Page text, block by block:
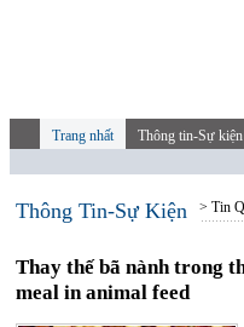
Trang nhất Thông tin-Sự kiện
Thông Tin-Sự Kiện > Tin
Thay thế bã nành trong
meal in animal feed